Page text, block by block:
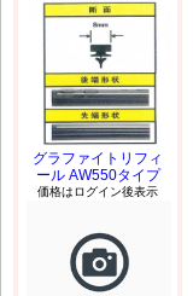
グラファイトリフィ
ール AW550タイプ
価格はログイン後表示